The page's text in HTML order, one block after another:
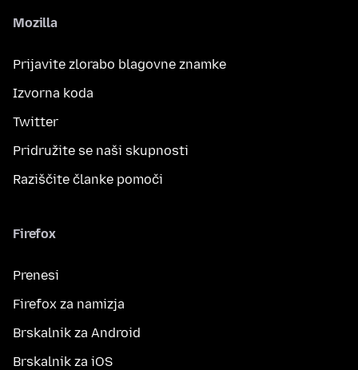
Mozilla
Prijavite zlorabo blagovne znamke
Izvorna koda
Twitter
Pridružite se naši skupnosti
Raziščite članke pomoči
Firefox
Prenesi
Firefox za namizja
Brskalnik za Android
Brskalnik za iOS